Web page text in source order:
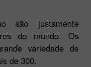
são justamente
do mundo. Os
variedade de
de 300.